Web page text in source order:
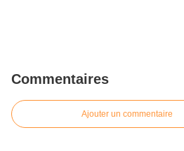
Commentaires
Ajouter un commentaire